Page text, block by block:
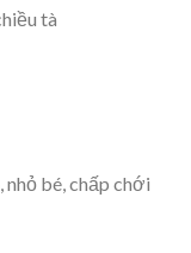
tà
bé, chấp chới